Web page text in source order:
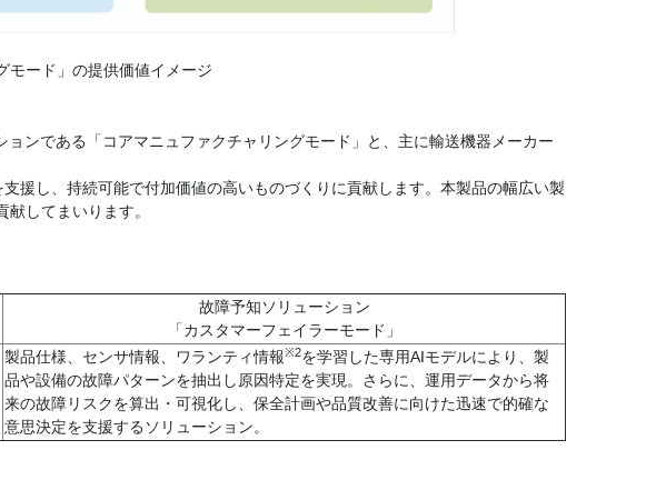
モード」の提供価値イメージ
ンである「コアマニュファクチャリングモード」と、主に輸送機器メーカー
援し、持続可能で付加価値の高いものづくりに貢献します。本製品の幅広い製
してまいります。
故障予知ソリューション
「カスタマーフェイラーモード」
製品仕様、センサ情報、ワランティ情報※2を学習した専用AIモデルにより、製
品や設備の故障パターンを抽出し原因特定を実現。さらに、運用データから将
来の故障リスクを算出・可視化し、保全計画や品質改善に向けた迅速で的確な
意思決定を支援するソリューション。